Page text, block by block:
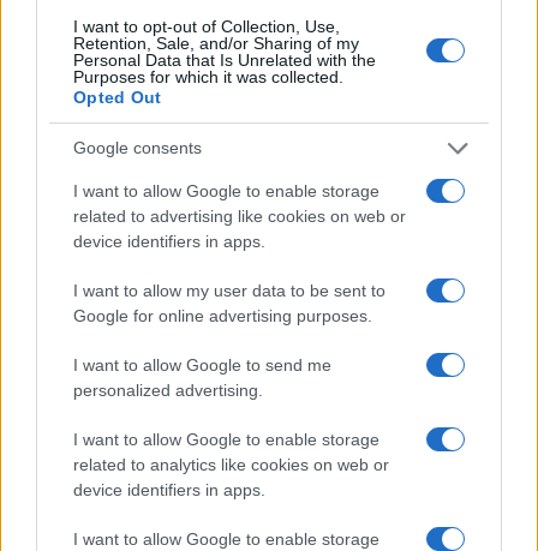
I want to opt-out of Collection, Use,
Retention, Sale, and/or Sharing of my
Personal Data that Is Unrelated with the
Purposes for which it was collected.
Opted Out
Google consents
I want to allow Google to enable storage
related to advertising like cookies on web or
device identifiers in apps.
I want to allow my user data to be sent to
Google for online advertising purposes.
I want to allow Google to send me
personalized advertising.
I want to allow Google to enable storage
related to analytics like cookies on web or
device identifiers in apps.
I want to allow Google to enable storage
Christmas World a Roma, la Capitale ospiterà il
villaggio natalizio più grande d’Europa
Alla Galleria Giovanni XXIII arriva l’autovelox. Multe
Audio Zaniolo, la ragazza coinvolta fa chiarezza sulle